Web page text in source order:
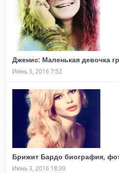
Дженис: Маленькая девочка
Июнь 3, 2016 7:52
Брижит Бардо биография,
Июнь 3, 2016 18:39